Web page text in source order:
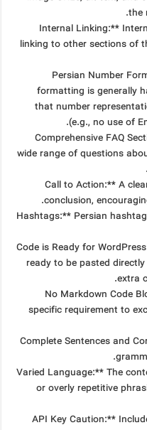
the
* **Internal Linking:**
linking to other sections of
* **Persian Number
formatting is generally
that number
(e.g., no use of
* **Comprehensive FAQ
wide range of questions
* **Call to Action:** A
conclusion,
* **Hashtags:** Persian
* **Code is Ready for
ready to be pasted
extra
* **No Markdown
specific requirement to
* **Complete Sentences and
* **Varied Language:** The
or overly repetitive
* **API Key Caution:**